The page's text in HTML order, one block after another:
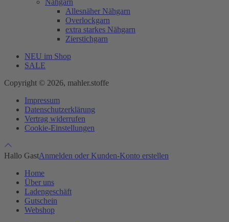
Allesnäher Nähgarn
Overlockgarn
extra starkes Nähgarn
Zierstichgarn
NEU im Shop
SALE
Copyright © 2026, mahler.stoffe
Impressum
Datenschutzerklärung
Vertrag widerrufen
Cookie-Einstellungen
Hallo GastAnmelden oder Kunden-Konto erstellen
Home
Über uns
Ladengeschäft
Gutschein
Webshop